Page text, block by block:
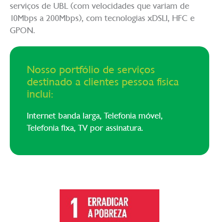
serviços de UBL (com velocidades que variam de
10Mbps a 200Mbps), com tecnologias xDSLI, HFC e
GPON.
Nosso portfólio de serviços
destinado a clientes pessoa física
inclui:
Internet banda larga, Telefonia móvel,
Telefonia fixa, TV por assinatura.